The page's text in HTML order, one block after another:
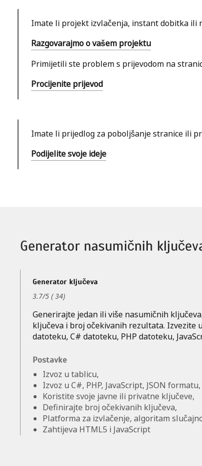
Imate li projekt izvlačenja, instant dobitka ili
Razgovarajmo o vašem projektu
Primijetili ste problem s prijevodom na
Procijenite prijevod
Imate li prijedlog za poboljšanje stranice ili
Podijelite svoje ideje
Generator nasumičnih
Generator ključeva
3.7/5 (34)
Generirajte jedan ili više nasumičnih
ključeva i broj očekivanih rezultata. Izvezite
datoteku, C# datoteku, PHP datoteku,
Postavke
Izvoz u tablicu,
Izvoz u C#, PHP, JavaScript, JSON formatu,
Koristite svoje javne ili privatne ključeve,
Definirajte broj očekivanih ključeva,
Platforma za izvlačenje, algoritam
Zahtijeva HTML5 i JavaScript